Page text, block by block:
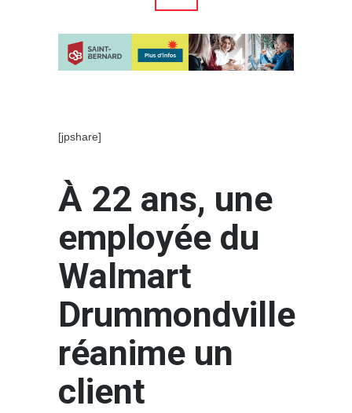
[jpshare]
À 22 ans, une
employée du
Walmart
Drummondville
réanime un
client